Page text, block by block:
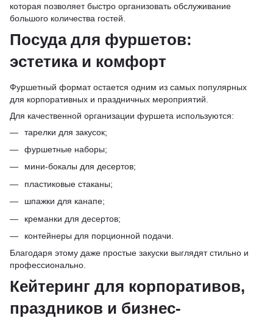
которая позволяет быстро организовать обслуживание
большого количества гостей.
Посуда для фуршетов:
эстетика и комфорт
Фуршетный формат остается одним из самых популярных
для корпоративных и праздничных мероприятий.
Для качественной организации фуршета используются:
тарелки для закусок;
фуршетные наборы;
мини-бокалы для десертов;
пластиковые стаканы;
шпажки для канапе;
креманки для десертов;
контейнеры для порционной подачи.
Благодаря этому даже простые закуски выглядят стильно и
профессионально.
Кейтеринг для корпоративов,
праздников и бизнес-